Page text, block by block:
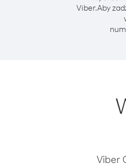
Viber.Aby
Viber